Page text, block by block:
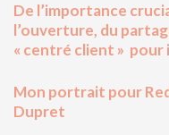
De l’importance
l’ouverture, du
« centré client » pour
Mon portrait pour
Dupret